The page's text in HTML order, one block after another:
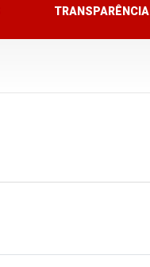
TRANSPARÊNCIA